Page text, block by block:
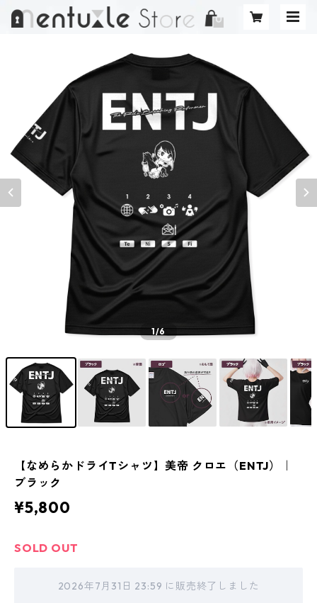
1/6
【なめらかドライTシャツ】美帝 クロエ（ENTJ）｜
ブラック
¥5,800
SOLD OUT
2026年7月31日 23:59 に販売終了しました